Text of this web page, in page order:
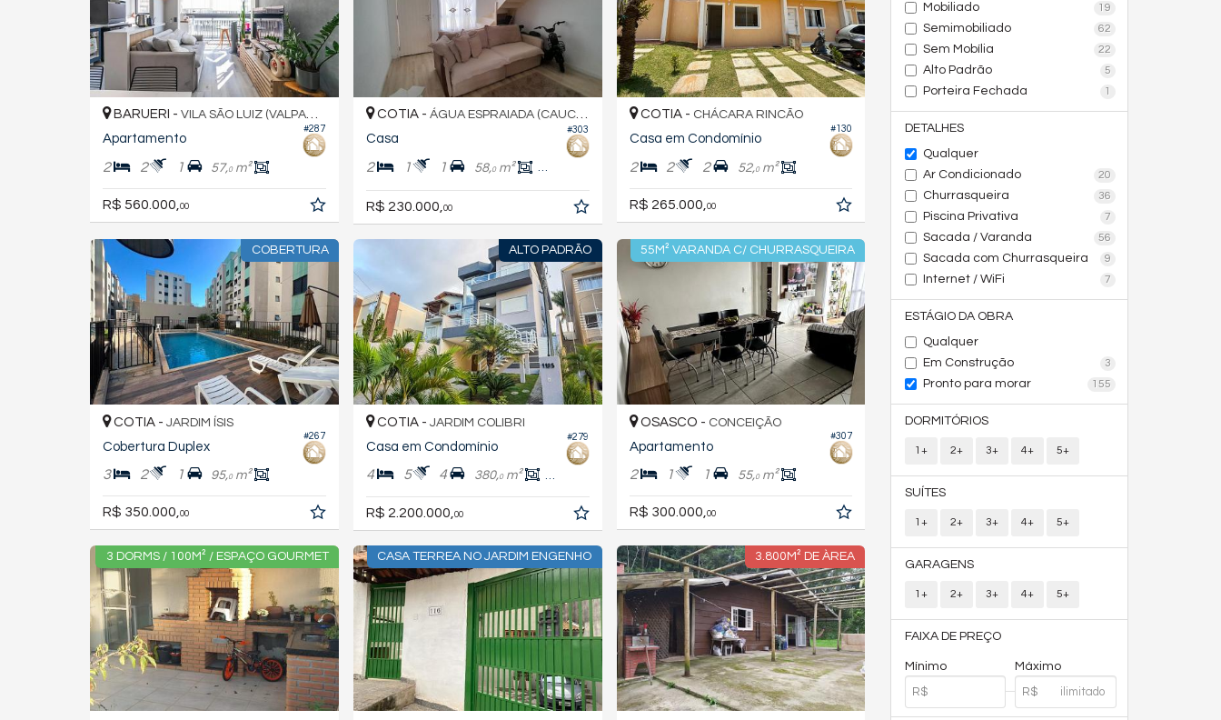
Mobiliado 19
Semimobiliado 62
Sem Mobília 22
Alto Padrão 5
Porteira Fechada 1
DETALHES
Qualquer
Ar Condicionado
20
Churrasqueira 36
Piscina Privativa 7
Sacada / Varanda 56
Sacada com Churrasqueira 9
Internet / WiFi 7
ESTÁGIO DA OBRA
Qualquer
Em Construção
3
Pronto para morar 155
DORMITÓRIOS
1+ 2+ 3+ 4+ 5+
SUÍTES
1+ 2+ 3+ 4+ 5+
GARAGENS
1+ 2+ 3+ 4+ 5+
FAIXA DE PREÇO
Mínimo Máximo
#287
BARUERI - VILA SÃO LUIZ (VALPARAÍZO)
Apartamento
2 2 1 57,0m²
R$ 560.000, 00
#303
COTIA - ÁGUA ESPRAIADA (CAUCAIA DO ALTO)
Casa
2 1 1 58,0m² 48,
R$ 230.000, 00
#130
COTIA - CHÁCARA RINCÃO
Casa em Condomínio
2 2 2 52,0m²
R$ 265.000, 00
COBERTURA
#267
COTIA - JARDIM ÍSIS
Cobertura Duplex
3 2 1 95,0m²
R$ 350.000, 00
ALTO PADRÃO
#279
COTIA - JARDIM COLIBRI
Casa em Condomínio
4 5 4 380,0m² 297,
R$ 2.200.000, 00
55M² VARANDA C/ CHURRASQUEIRA
#307
OSASCO - CONCEIÇÃO
Apartamento
2 1 1 55,0m²
R$ 300.000, 00
3 DORMS / 100M² / ESPAÇO GOURMET CASA TERREA NO JARDIM ENGENHO 3.800M² DE ÀREA